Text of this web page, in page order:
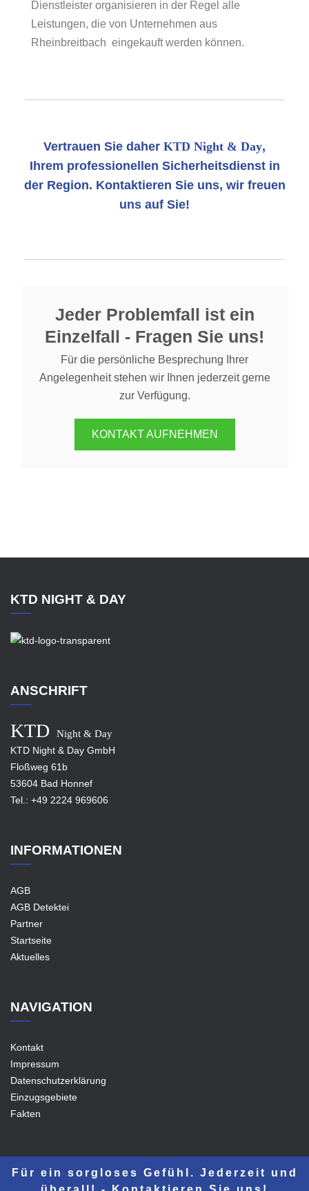
Dienstleister organisieren in der Regel alle
Leistungen, die von Unternehmen aus
Rheinbreitbach eingekauft werden können.
Vertrauen Sie daher KTD Night & Day,
Ihrem professionellen Sicherheitsdienst in
der Region. Kontaktieren Sie uns, wir freuen
uns auf Sie!
Jeder Problemfall ist ein
Einzelfall - Fragen Sie uns!
Für die persönliche Besprechung Ihrer
Angelegenheit stehen wir Ihnen jederzeit gerne
zur Verfügung.
KONTAKT AUFNEHMEN
KTD NIGHT & DAY
ANSCHRIFT
KTD
Night & Day
KTD Night & Day GmbH
Floßweg 61b
53604 Bad Honnef
Tel.: +49 2224 969606
INFORMATIONEN
AGB
AGB Detektei
Partner
Startseite
Aktuelles
NAVIGATION
Kontakt
Impressum
Datenschutzerklärung
Einzugsgebiete
Fakten
Für ein sorgloses Gefühl. Jederzeit und